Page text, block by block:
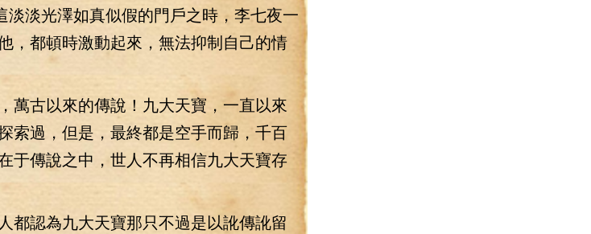
淡光澤如真似假的門戶之時，李七夜一
，都頓時激動起來，無法抑制自己的情
古以來的傳說！九大天寶，一直以來
索過，但是，最終都是空手而歸，千百
于傳說之中，世人不再相信九大天寶存
認為九大天寶那只不過是以訛傳訛留